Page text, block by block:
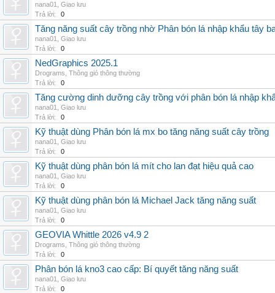
nana01
Giao lưu
Trả lời:
0
Tăng năng suất cây trồng nhờ Phân bón lá nhập khẩu tây
nana01
Giao lưu
Trả lời:
0
NedGraphics 2025.1
Drograms Thông gió thông thường
Trả lời:
0
Tăng cường dinh dưỡng cây trồng với phân bón lá nhập
nana01
Giao lưu
Trả lời:
0
Kỹ thuật dùng Phân bón lá mx bo tăng năng suất cây trồng
nana01
Giao lưu
Trả lời:
0
Kỹ thuật dùng phân bón lá mít cho lan đạt hiệu quả cao
nana01
Giao lưu
Trả lời:
0
Kỹ thuật dùng phân bón lá Michael Jack tăng năng suất
nana01
Giao lưu
Trả lời:
0
GEOVIA Whittle 2026 v4.9 2
Drograms Thông gió thông thường
Trả lời:
0
Phân bón lá kno3 cao cấp: Bí quyết tăng năng suất
nana01
Giao lưu
Trả lời:
0